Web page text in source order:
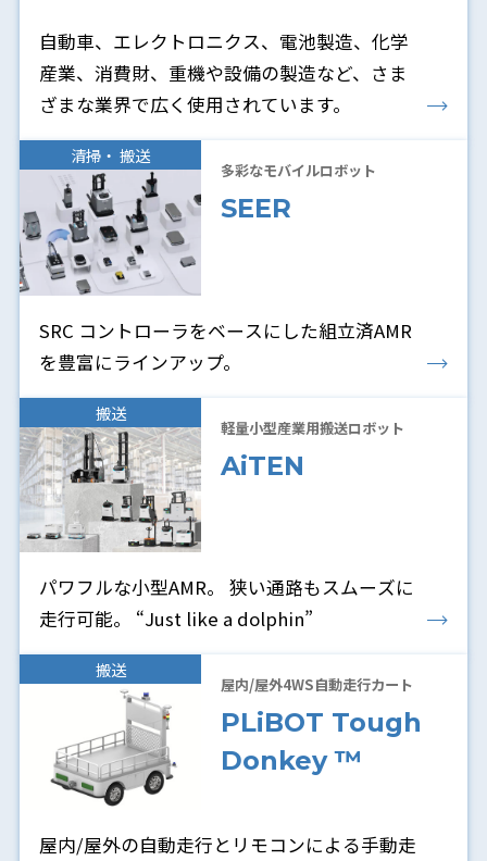
自動車、エレクトロニクス、電池製造、化学
産業、消費財、重機や設備の製造など、さま
ざまな業界で広く使用されています。
清掃・ 搬送
多彩なモバイルロボット
SEER
SRC コントローラをベースにした組立済AMR
を豊富にラインアップ。
搬送
軽量小型産業用搬送ロボット
AiTEN
パワフルな小型AMR。 狭い通路もスムーズに
走行可能。 “Just like a dolphin”
搬送
屋内/屋外4WS自動走行カート
PLiBOT Tough
Donkey ™
屋内/屋外の自動走行とリモコンによる手動走